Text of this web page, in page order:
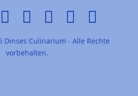
Dinses Culinarium - Alle Rechte
vorbehalten.